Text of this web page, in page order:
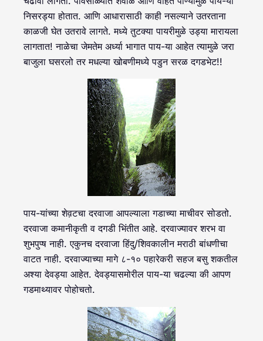
निसरड्या होतात. आणि आधारासाठी काही नसल्याने उतरताना
काळजी घेत उतरावे लागते. मध्ये तुटक्या पायरीमुळे उड्या मारायला
लागतात! नाळेचा जेमतेम अर्ध्या भागात पाय-या आहेत त्यामुळे जरा
बाजुला घसरलो तर मधल्या खोबणीमध्ये पडुन सरळ दगडभेट!!
पाय-यांच्या शेव़टचा दरवाजा आपल्याला गडाच्या माचीवर सोडतो.
दरवाजा कमानीकृती व दगडी भिंतीत आहे. दरवाज्यावर शरभ वा
शुभपुप्ष नाही. एकुनच दरवाजा हिंदु/शिवकालीन मराठी बांधणीचा
वाटत नाही. दरवाज्याच्या मागे ८-१० पहारेकरी सहज बसु शकतील
अश्या देवड्या आहेत. देवड्यासमोरील पाय-या चढल्या की आपण
गडमाथ्यावर पोहोचतो.